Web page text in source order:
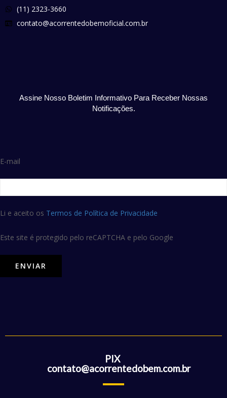
(11) 2323-3660
contato@acorrentedobemoficial.com.br
Assine Nosso Boletim Informativo Para Receber Nossas
Notificações.
E-mail
Li e aceito os Termos de Política de Privacidade
Este site é protegido pelo reCAPTCHA e pelo Google
PIX
contato@acorrentedobem.com.br